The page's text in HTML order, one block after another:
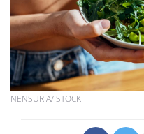
NENSURIA/ISTOCK